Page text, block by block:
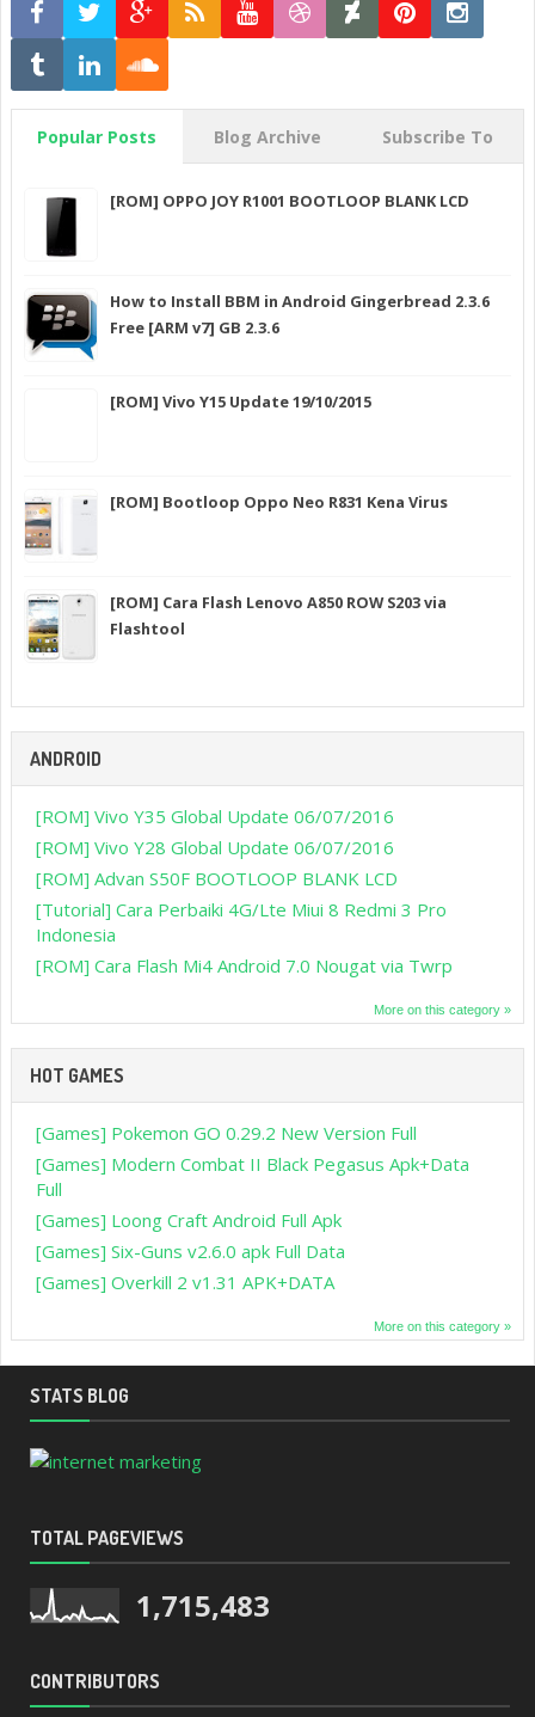
Popular Posts Blog Archive Subscribe To
[ROM] OPPO JOY R1001 BOOTLOOP BLANK LCD
How to Install BBM in Android Gingerbread 2.3.6
Free [ARM v7] GB 2.3.6
[ROM] Vivo Y15 Update 19/10/2015
[ROM] Bootloop Oppo Neo R831 Kena Virus
[ROM] Cara Flash Lenovo A850 ROW S203 via
Flashtool
ANDROID
[ROM] Vivo Y35 Global Update 06/07/2016
[ROM] Vivo Y28 Global Update 06/07/2016
[ROM] Advan S50F BOOTLOOP BLANK LCD
[Tutorial] Cara Perbaiki 4G/Lte Miui 8 Redmi 3 Pro
Indonesia
[ROM] Cara Flash Mi4 Android 7.0 Nougat via Twrp
More on this category »
HOT GAMES
[Games] Pokemon GO 0.29.2 New Version Full
[Games] Modern Combat II Black Pegasus Apk+Data
Full
[Games] Loong Craft Android Full Apk
[Games] Six-Guns v2.6.0 apk Full Data
[Games] Overkill 2 v1.31 APK+DATA
More on this category »
STATS BLOG
TOTAL PAGEVIEWS
1,715,483
CONTRIBUTORS